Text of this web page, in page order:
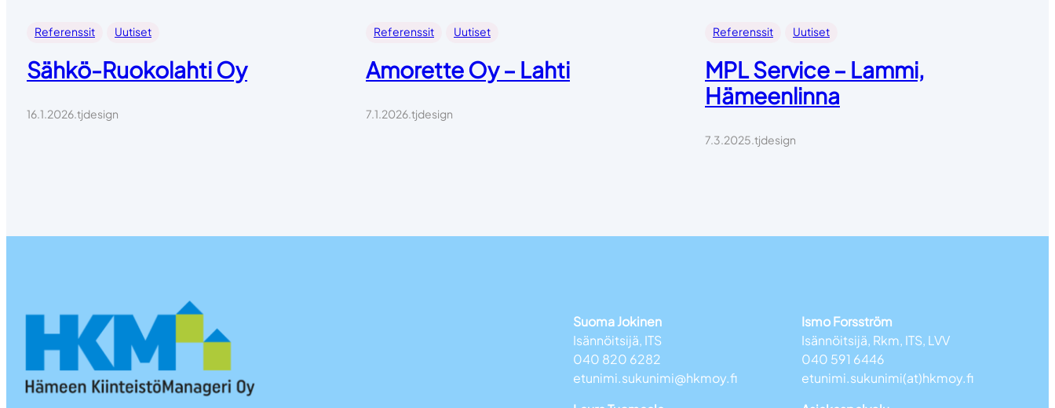
Referenssit Uutiset
Sähkö-Ruokolahti Oy
16.1.2026.tjdesign
Referenssit Uutiset
Amorette Oy – Lahti
7.1.2026.tjdesign
Referenssit Uutiset
MPL Service – Lammi,
Hämeenlinna
7.3.2025.tjdesign
Suoma Jokinen
Isännöitsijä, ITS
040 820 6282
etunimi.sukunimi@hkmoy.fi
Ismo Forsström
Isännöitsijä, Rkm, ITS, LVV
040 591 6446
etunimi.sukunimi(at)hkmoy.fi